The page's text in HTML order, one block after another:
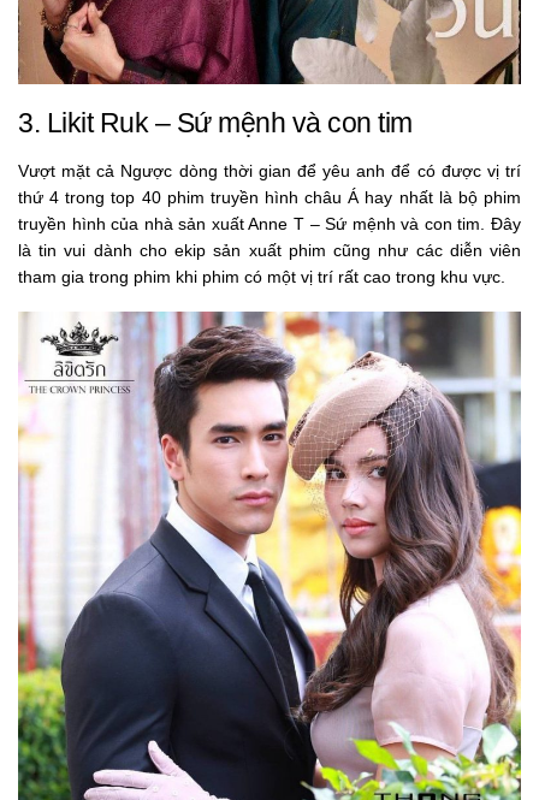
3. Likit Ruk – Sứ mệnh và con tim
Vượt mặt cả Ngược dòng thời gian để yêu anh để có được vị trí
thứ 4 trong top 40 phim truyền hình châu Á hay nhất là bộ phim
truyền hình của nhà sản xuất Anne T – Sứ mệnh và con tim. Đây
là tin vui dành cho ekip sản xuất phim cũng như các diễn viên
tham gia trong phim khi phim có một vị trí rất cao trong khu vực.